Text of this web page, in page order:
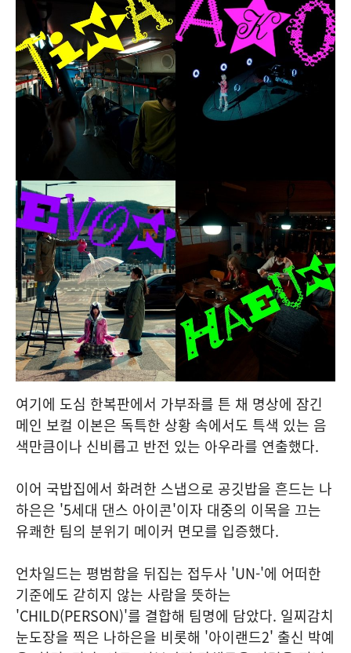
여기에 도심 한복판에서 가부좌를 튼 채 명상에 잠긴
메인 보컬 이본은 독특한 상황 속에서도 특색 있는 음
색만큼이나 신비롭고 반전 있는 아우라를 연출했다.
이어 국밥집에서 화려한 스냅으로 공깃밥을 흔드는 나
하은은 '5세대 댄스 아이콘'이자 대중의 이목을 끄는
유쾌한 팀의 분위기 메이커 면모를 입증했다.
언차일드는 평범함을 뒤집는 접두사 'UN-'에 어떠한
기준에도 갇히지 않는 사람을 뜻하는
'CHILD(PERSON)'를 결합해 팀명에 담았다. 일찌감치
눈도장을 찍은 나하은을 비롯해 '아이랜드2' 출신 박예